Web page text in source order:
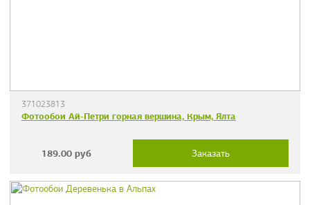
371023813
Фотообои Ай-Петри горная вершина, Крым, Ялта
189.00 руб Заказать